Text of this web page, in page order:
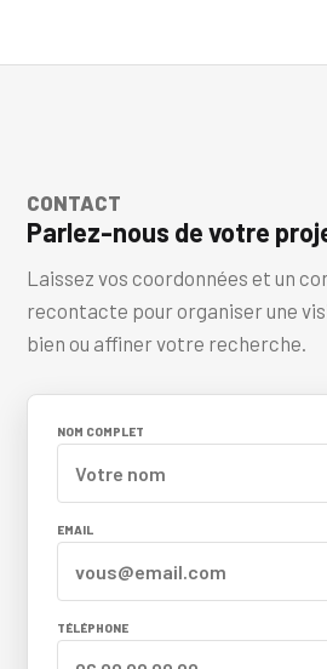
CONTACT
Parlez-nous de votre
Laissez vos coordonnées et un
recontacte pour organiser une
bien ou affiner votre recherche.
NOM COMPLET
EMAIL
TÉLÉPHONE